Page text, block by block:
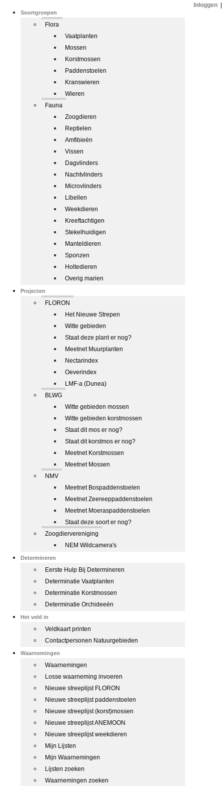
Soortgroepen
Flora
Vaatplanten
Mossen
Korstmossen
Paddenstoelen
Kranswieren
Wieren
Fauna
Zoogdieren
Reptielen
Amfibieën
Vissen
Dagvlinders
Nachtvlinders
Microvlinders
Libellen
Weekdieren
Kreeftachtigen
Stekelhuidigen
Manteldieren
Sponzen
Holtedieren
Overig marien
Projecten
FLORON
Het Nieuwe Strepen
Witte gebieden
Staat deze plant er nog?
Meetnet Muurplanten
Nectarindex
Oeverindex
LMF-a (Dunea)
BLWG
Witte gebieden mossen
Witte gebieden korstmossen
Staat dit mos er nog?
Staat dit korstmos er nog?
Meetnet Korstmossen
Meetnet Mossen
NMV
Meetnet Bospaddenstoelen
Meetnet Zeereeppaddenstoelen
Meetnet Moeraspaddenstoelen
Staat deze soort er nog?
Zoogdiervereniging
NEM Wildcamera's
Determineren
Eerste Hulp Bij Determineren
Determinatie Vaatplanten
Determinatie Korstmossen
Determinatie Orchideeën
Het veld in
Veldkaart printen
Contactpersonen Natuurgebieden
Waarnemingen
Waarnemingen
Losse waarneming invoeren
Nieuwe streeplijst FLORON
Nieuwe streeplijst paddenstoelen
Nieuwe streeplijst (korst)mossen
Nieuwe streeplijst ANEMOON
Nieuwe streeplijst weekdieren
Mijn Lijsten
Mijn Waarnemingen
Lijsten zoeken
Waarnemingen zoeken
Inloggen